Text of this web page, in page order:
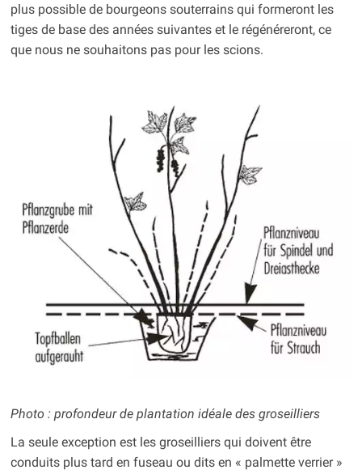
plus possible de bourgeons souterrains qui formeront les
tiges de base des années suivantes et le régénéreront, ce
que nous ne souhaitons pas pour les scions.
Photo : profondeur de plantation idéale des groseilliers
La seule exception est les groseilliers qui doivent être
conduits plus tard en fuseau ou dits en « palmette verrier »